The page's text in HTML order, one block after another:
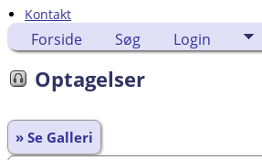
Kontakt
Forside Søg Login
Optagelser
» Se Galleri